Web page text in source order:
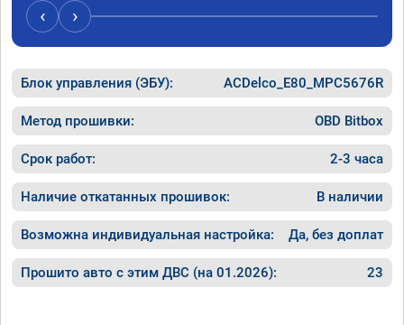
машины, при этом расход топлива немного
уменьшился, начиная даже на холостом
ходу. Да, можно найти дешевле услугу эту,
уверенным в отличной работе. Рекомендую
👍👍👍👍👍
‹ ›
Блок управления (ЭБУ): ACDelco_E80_MPC5676R
Метод прошивки: OBD Bitbox
Срок работ: 2-3 часа
Наличие откатанных прошивок: В наличии
Возможна индивидуальная настройка: Да, без доплат
Прошито авто с этим ДВС (на 01.2026): 23